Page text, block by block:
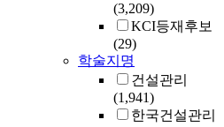
(3,209)
KCI등재후보
(29)
학술지명
건설관리
(1,941)
한국건설관리